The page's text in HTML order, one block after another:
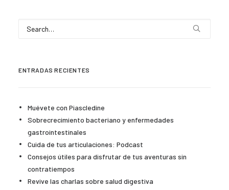
ENTRADAS RECIENTES
Muévete con Piascledine
Sobrecrecimiento bacteriano y enfermedades
gastrointestinales
Cuida de tus articulaciones: Podcast
Consejos útiles para disfrutar de tus aventuras sin
contratiempos
Revive las charlas sobre salud digestiva